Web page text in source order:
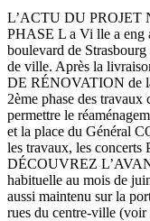
L’ACTU DU PROJET
PHASE L a Vi lle a eng
boulevard de
de ville. Après la
DE RÉNOVATION de
2ème phase des
permettre le
et la place du Général
les travaux, les concerts
DÉCOUVREZ
habituelle au mois de
aussi maintenu sur la
rues du centre-ville (voir